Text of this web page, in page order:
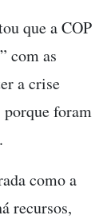
que a COP
com as
a crise
foram
como a
recursos,